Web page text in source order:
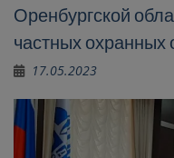
Оренбургской
частных охранных
17.05.2023